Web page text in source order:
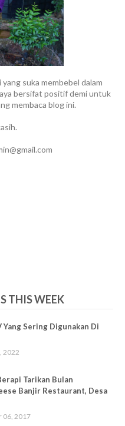
suka membebel dalam
bersifat positif demi untuk
membaca blog ini.
THIS WEEK
Yang Sering Digunakan Di
2022
Tarikan Bulan
Banjir Restaurant, Desa
06, 2017